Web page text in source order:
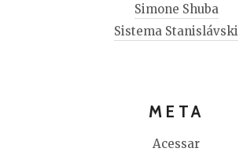
Simone Shuba
Sistema Stanislávski
META
Acessar